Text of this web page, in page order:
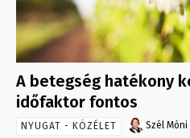
A betegség hatékony
időfaktor fontos
NYUGAT - KÖZÉLET Szél Móni